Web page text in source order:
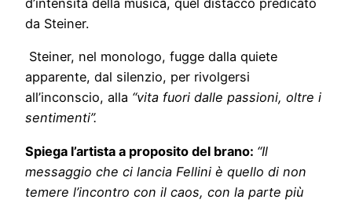
d’intensità della musica, quel distacco predicato
da Steiner.
Steiner, nel monologo, fugge dalla quiete
apparente, dal silenzio, per rivolgersi
all’inconscio, alla “vita fuori dalle passioni, oltre i
sentimenti”.
Spiega l’artista a proposito del brano: “Il
messaggio che ci lancia Fellini è quello di non
temere l’incontro con il caos, con la parte più